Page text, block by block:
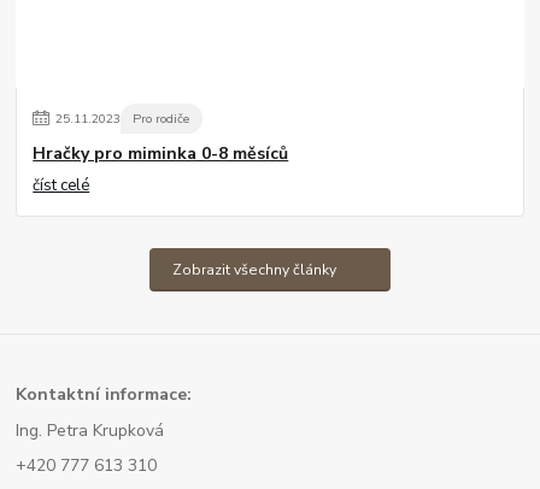
25.11.2023 Pro rodiče
Hračky pro miminka 0-8 měsíců
číst celé
Zobrazit všechny články
Kontaktní informace:
Ing. Petra Krupková
+420 777 613 310